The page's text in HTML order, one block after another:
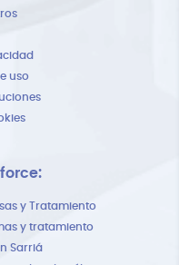
uso
y Tratamiento
y tratamiento
Sarriá